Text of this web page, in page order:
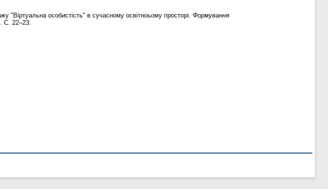
"Віртуальна особистість" в сучасному освітноьому просторі. Формування
С. 22–23.